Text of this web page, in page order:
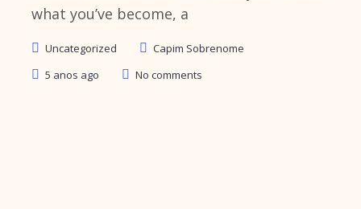
what you’ve become, a
Uncategorized
Capim Sobrenome
5 anos ago
No comments